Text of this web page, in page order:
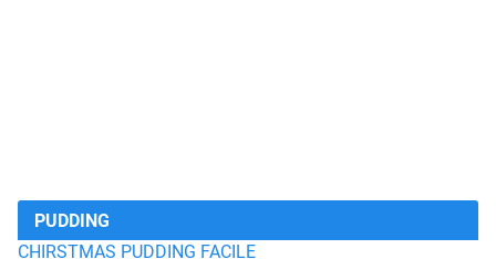
PUDDING
CHIRSTMAS PUDDING FACILE